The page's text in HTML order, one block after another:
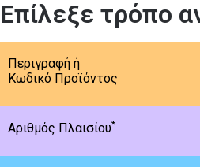
Επίλεξε τρόπο
Περιγραφή ή
Κωδικό Προϊόντος
Αριθμός Πλαισίου*